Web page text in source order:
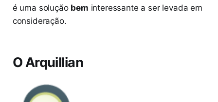
é uma solução bem interessante a ser levada em
consideração.
O Arquillian